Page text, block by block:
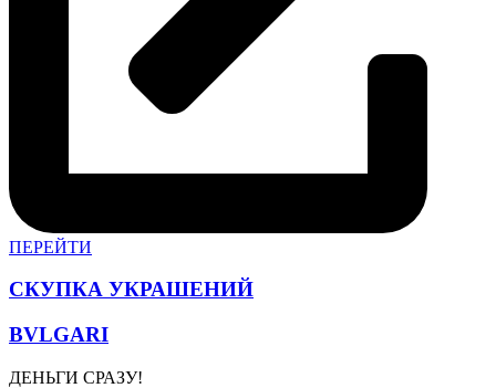
ПЕРЕЙТИ
СКУПКА УКРАШЕНИЙ
BVLGARI
ДЕНЬГИ СРАЗУ!